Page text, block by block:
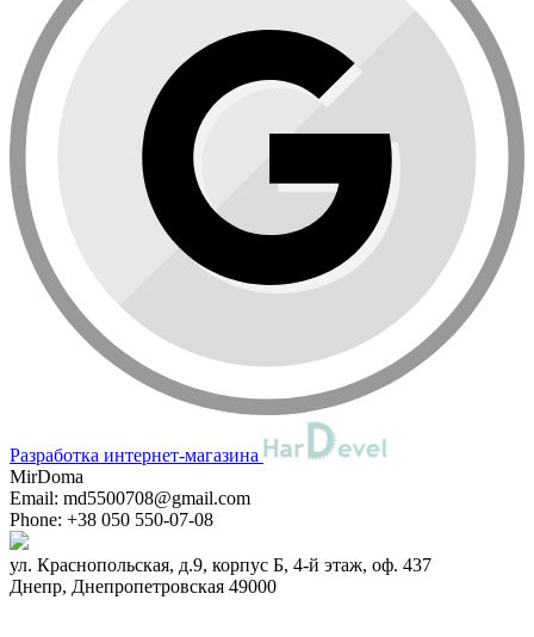
Разработка интернет-магазина
MirDoma
Email: md5500708@gmail.com
Phone: +38 050 550-07-08
ул. Краснопольская, д.9, корпус Б, 4-й этаж, оф. 437
Днепр, Днепропетровская 49000